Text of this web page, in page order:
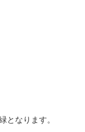
となります。